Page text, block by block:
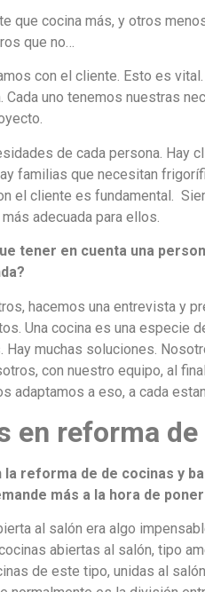
que cocina más, y otros
que no…
con el cliente. Esto es
Cada uno tenemos nuestras
de cada persona. Hay
familias que necesitan
el cliente es fundamental.
adecuada para ellos.
tener en cuenta una
hacemos una entrevista y
Una cocina es una especie
muchas soluciones.
con nuestro equipo, al
adaptamos a eso, a cada
en reforma
reforma de de cocinas y
más a la hora de
al salón era algo
abiertas al salón, tipo
de este tipo, unidas al